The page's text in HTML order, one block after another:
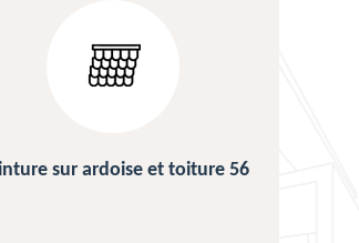
Urgence fuite de toiture 56